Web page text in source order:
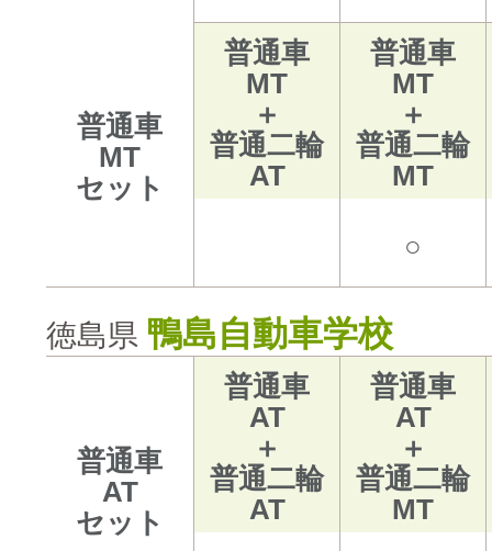
普通車
MT
セット
普通車
MT
＋
普通二輪
AT
普通車
MT
＋
普通二輪
MT
○
徳島県 鴨島自動車学校
普通車
AT
セット
普通車
AT
＋
普通二輪
AT
普通車
AT
＋
普通二輪
MT